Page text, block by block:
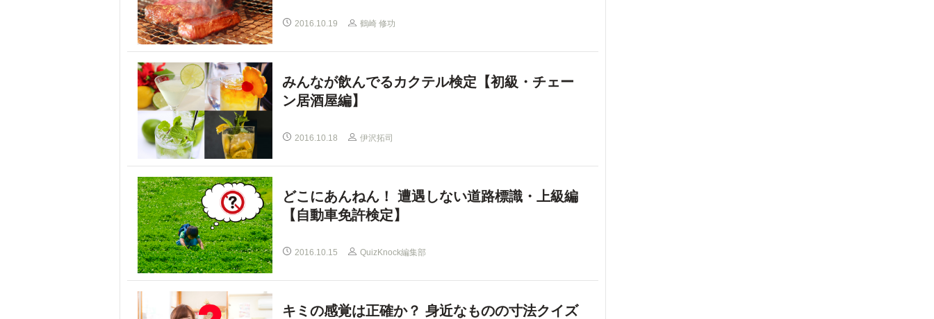
2016.10.19 鶴崎 修功
みんなが飲んでるカクテル検定【初級・チェー
ン居酒屋編】
2016.10.18 伊沢拓司
どこにあんねん！ 遭遇しない道路標識・上級編
【自動車免許検定】
2016.10.15 QuizKnock編集部
キミの感覚は正確か？ 身近なものの寸法クイズ